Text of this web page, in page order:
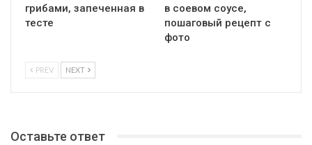
грибами, запеченная в
тесте
в соевом соусе,
пошаговый рецепт с
фото
PREV NEXT
Оставьте ответ